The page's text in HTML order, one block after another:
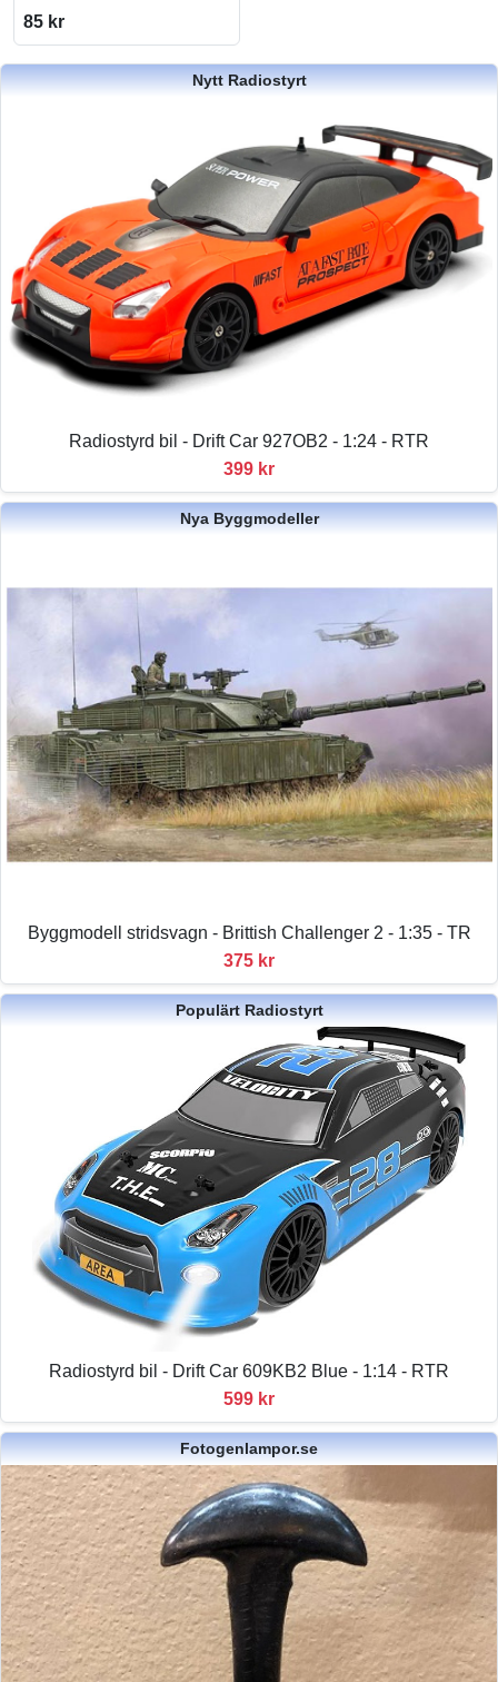
85 kr
Nytt Radiostyrt
Radiostyrd bil - Drift Car 927OB2 - 1:24 - RTR
399 kr
Nya Byggmodeller
Byggmodell stridsvagn - Brittish Challenger 2 - 1:35 - TR
375 kr
Populärt Radiostyrt
Radiostyrd bil - Drift Car 609KB2 Blue - 1:14 - RTR
599 kr
Fotogenlampor.se